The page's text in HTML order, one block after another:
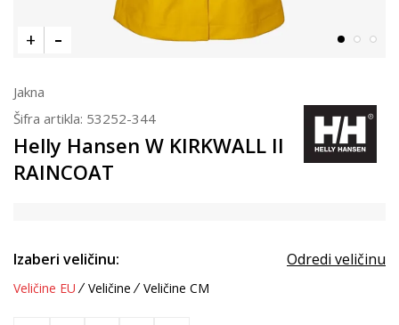
Jakna
Šifra artikla: 53252-344
Helly Hansen W KIRKWALL II
RAINCOAT
Izaberi veličinu: Odredi veličinu
Veličine EU Veličine Veličine CM